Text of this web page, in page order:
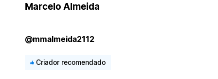
Marcelo Almeida
@mmalmeida2112
Criador recomendado